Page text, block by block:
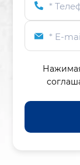
*
* E-